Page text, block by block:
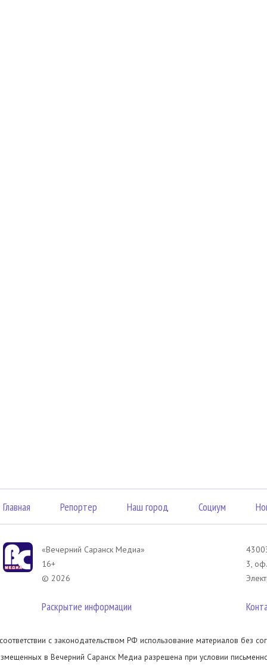
Главная Репортер Наш город Социум
«Вечерний Саранск Mедиа»
16+
© 2026
Раскрытие информации
3,
с законодательством РФ использование материалов без
в Вечерний Саранск Медиа разрешена при условии